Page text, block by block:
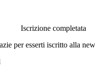
Iscrizione completata
per esserti iscritto alla